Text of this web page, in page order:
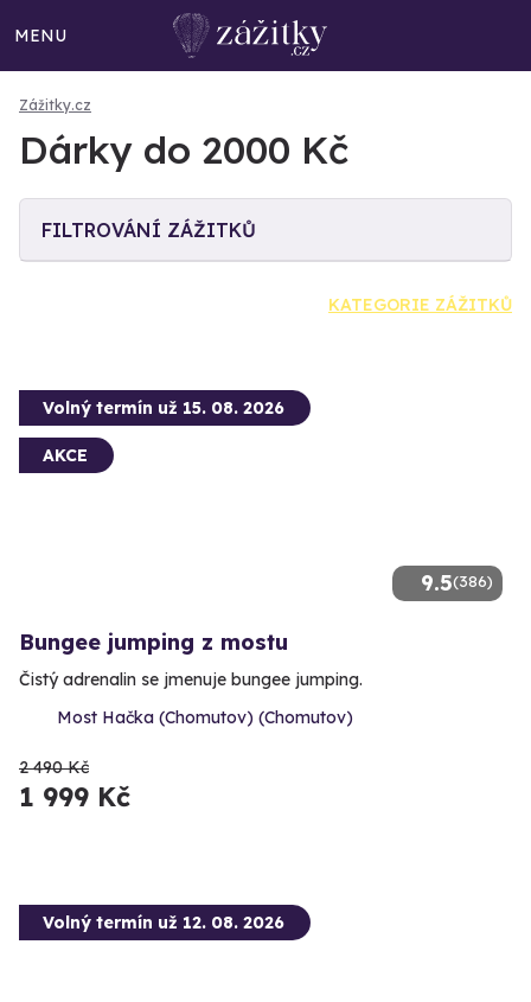
MENU
Zážitky.cz
Dárky do 2000 Kč
FILTROVÁNÍ ZÁŽITKŮ
KATEGORIE ZÁŽITKŮ
9.5(386)
Volný termín už 15. 08. 2026
AKCE
Bungee jumping z mostu
Čistý adrenalin se jmenuje bungee jumping.
Most Hačka (Chomutov) (Chomutov)
2 490 Kč
1 999 Kč
Volný termín už 12. 08. 2026